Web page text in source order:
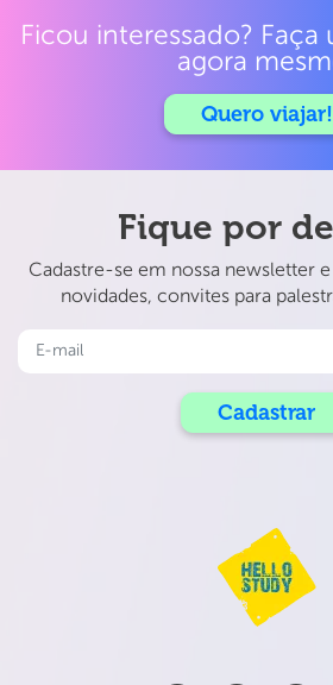
Ficou interessado?
agora
Quero viajar!
Fique por
Cadastre-se em nossa newsletter
novidades, convites para